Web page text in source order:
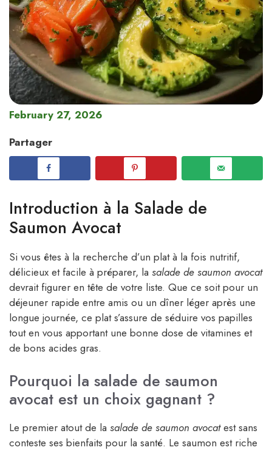
February 27, 2026
Partager
Introduction à la Salade de
Saumon Avocat
Si vous êtes à la recherche d’un plat à la fois nutritif,
délicieux et facile à préparer, la salade de saumon avocat
devrait figurer en tête de votre liste. Que ce soit pour un
déjeuner rapide entre amis ou un dîner léger après une
longue journée, ce plat s’assure de séduire vos papilles
tout en vous apportant une bonne dose de vitamines et
de bons acides gras.
Pourquoi la salade de saumon
avocat est un choix gagnant ?
Le premier atout de la salade de saumon avocatest sans
conteste ses bienfaits pour la santé. Le saumon est riche